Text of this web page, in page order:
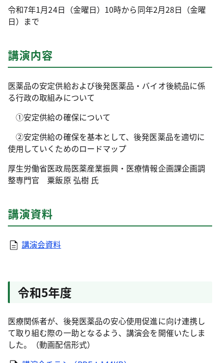
令和7年1月24日（金曜日）10時から同年2月28日（金曜
日）まで
講演内容
医薬品の安定供給および後発医薬品・バイオ後続品に係
る行政の取組みについて
①安定供給の確保について
②安定供給の確保を基本として、後発医薬品を適切に
使用していくためのロードマップ
厚生労働省医政局医薬産業振興・医療情報企画課企画調
整専門官 粟飯原 弘樹 氏
講演資料
講演会資料
令和5年度
医療関係者が、後発医薬品の安心使用促進に向け連携し
て取り組む際の一助となるよう、講演会を開催いたしま
した。（動画配信形式）